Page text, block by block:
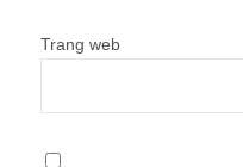
Trang web